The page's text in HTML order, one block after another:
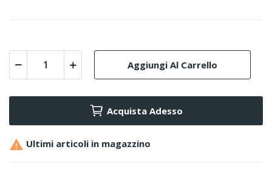
Aggiungi Al Carrello
Acquista Adesso
 Ultimi articoli in magazzino